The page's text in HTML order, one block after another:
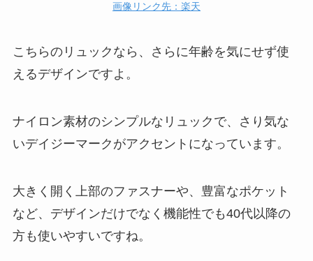
画像リンク先：楽天
こちらのリュックなら、さらに年齢を気にせず使
えるデザインですよ。
ナイロン素材のシンプルなリュックで、さり気な
いデイジーマークがアクセントになっています。
大きく開く上部のファスナーや、豊富なポケット
など、デザインだけでなく機能性でも40代以降の
方も使いやすいですね。